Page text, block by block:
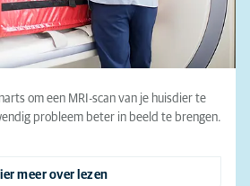
om een MRI-scan van je huisdier te
probleem beter in beeld te brengen.
meer over lezen